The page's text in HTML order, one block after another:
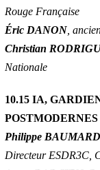
Rouge Française
Éric DANON,
Christian
Nationale
10.15 IA,
POSTMODERNES
Philippe BAUMARD
Directeur ESDR3C,